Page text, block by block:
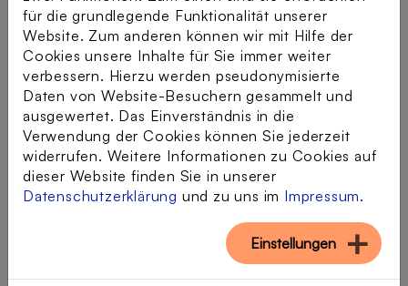
Diese und weitere Fragen diskutierten:
Prof. Dr. Katrin Döveling
(Medienpsychologie, Hochschule
Darmstadt)
Dr. Aike Horstmann(Sozialpsychologie,
Universität Duisburg-Essen)
Ria Hinken(Trainerin für Digitalkompetenz
(KI-Campus)
(Bundesschülerkonferenz)
für die grundlegende Funktionalität unserer
Website. Zum anderen können wir mit Hilfe der
Cookies unsere Inhalte für Sie immer weiter
verbessern. Hierzu werden pseudonymisierte
Daten von Website-Besuchern gesammelt und
ausgewertet. Das Einverständnis in die
Verwendung der Cookies können Sie jederzeit
widerrufen. Weitere Informationen zu Cookies auf
dieser Website finden Sie in unserer
Datenschutzerklärung und zu uns im Impressum.
Einstellungen